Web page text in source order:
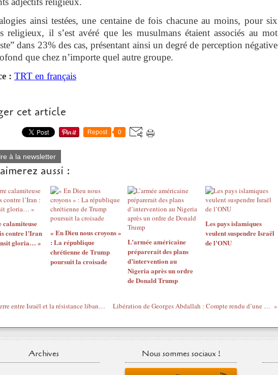
ainsi testées, une centaine de fois chacune au moins, pour six
religieux, il s’est avéré que les musulmans étaient associés au mot
dans 23% des cas, présentant ainsi un degré de perception négative
que chez n’importe quel autre groupe.
: TRT en français
cet article
Repost 0
à la newsletter
aussi :
calamiteuse
contre l’Iran
gloria… »
« En Dieu nous croyons »
: La république
chrétienne de Trump
poursuit la croisade
L’armée américaine
préparerait des plans
d’intervention au
Nigeria après un ordre
de Donald Trump
Les pays islamiques
veulent suspendre Israël
de l’ONU
Une guerre entre Israël et la résistance libanaise est-elle sur le point d’éclater ? Libération de Georges Abdallah : Compte rendu d’une audience avec des conseillers de l’Elysée
Archives Nous sommes sociaux !